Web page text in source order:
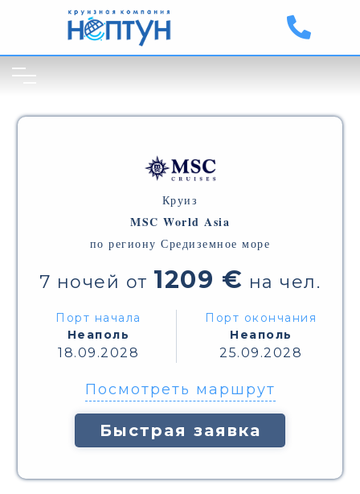
Круиз
MSC World Asia
по региону Средиземное море
7 ночей от 1209 € на чел.
Порт начала
Неаполь
18.09.2028
Порт окончания
Неаполь
25.09.2028
Посмотреть маршрут
Быстрая заявка